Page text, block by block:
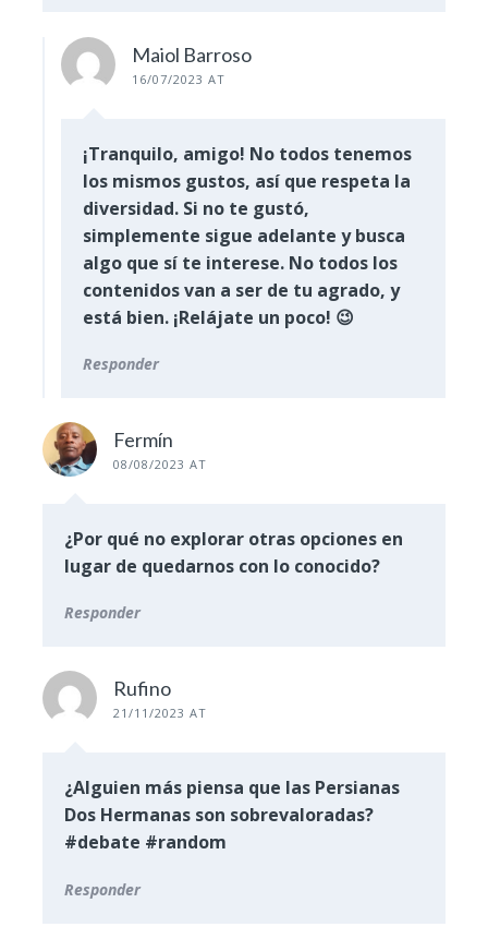
Maiol Barroso
16/07/2023 AT
¡Tranquilo, amigo! No todos tenemos
los mismos gustos, así que respeta la
diversidad. Si no te gustó,
simplemente sigue adelante y busca
algo que sí te interese. No todos los
contenidos van a ser de tu agrado, y
está bien. ¡Relájate un poco! 😉
Responder
Fermín
08/08/2023 AT
¿Por qué no explorar otras opciones en
lugar de quedarnos con lo conocido?
Responder
Rufino
21/11/2023 AT
¿Alguien más piensa que las Persianas
Dos Hermanas son sobrevaloradas?
#debate #random
Responder